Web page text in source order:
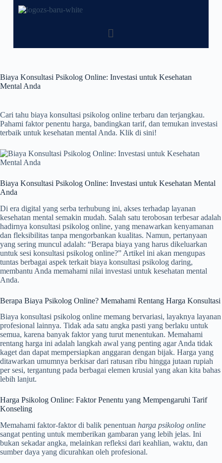
Biaya Konsultasi Psikolog Online: Investasi untuk Kesehatan
Mental Anda
Cari tahu biaya konsultasi psikolog online terbaru dan terjangkau.
Pahami faktor penentu harga, bandingkan tarif, dan temukan investasi
terbaik untuk kesehatan mental Anda. Klik di sini!
Biaya Konsultasi Psikolog Online: Investasi untuk Kesehatan Mental
Anda
Di era digital yang serba terhubung ini, akses terhadap layanan
kesehatan mental semakin mudah. Salah satu terobosan terbesar adalah
hadirnya konsultasi psikolog online, yang menawarkan kenyamanan
dan fleksibilitas tanpa mengorbankan kualitas. Namun, pertanyaan
yang sering muncul adalah: “Berapa biaya yang harus dikeluarkan
untuk sesi konsultasi psikolog online?” Artikel ini akan mengupas
tuntas berbagai aspek terkait biaya konsultasi psikolog daring,
membantu Anda memahami nilai investasi untuk kesehatan mental
Anda.
Berapa Biaya Psikolog Online? Memahami Rentang Harga Konsultasi
Biaya konsultasi psikolog online memang bervariasi, layaknya layanan
profesional lainnya. Tidak ada satu angka pasti yang berlaku untuk
semua, karena banyak faktor yang turut menentukan. Memahami
rentang harga ini adalah langkah awal yang penting agar Anda tidak
kaget dan dapat mempersiapkan anggaran dengan bijak. Harga yang
ditawarkan umumnya berkisar dari ratusan ribu hingga jutaan rupiah
per sesi, tergantung pada berbagai elemen krusial yang akan kita bahas
lebih lanjut.
Harga Psikolog Online: Faktor Penentu yang Mempengaruhi Tarif
Konseling
Memahami faktor-faktor di balik penentuan harga psikolog online
sangat penting untuk memberikan gambaran yang lebih jelas. Ini
bukan sekadar angka, melainkan refleksi dari keahlian, waktu, dan
sumber daya yang dicurahkan oleh profesional.